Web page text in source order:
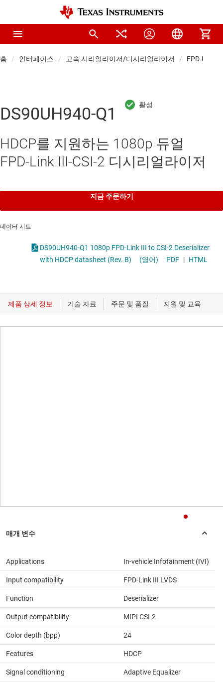
홈 인터페이스 고속 시리얼라이저/디시리얼라이저 FPD-Link
DS90UH940-Q1
HDCP를 지원하는 1080p 듀얼
FPD-Link III-CSI-2 디시리얼라이저
지금 주문하기
데이터 시트
DS90UH940-Q1 1080p FPD-Link III to CSI-2 Deserializer
with HDCP datasheet (Rev. B)
(영어) PDF | HTML
Applications In-vehicle Infotainment (IVI)
Input compatibility FPD-Link III LVDS
Function Deserializer
Output compatibility MIPI CSI-2
Color depth (bpp) 24
Features HDCP
Signal conditioning Adaptive Equalizer